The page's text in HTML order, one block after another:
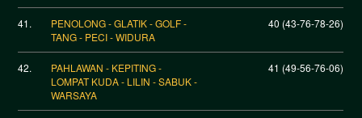
41.
PENOLONG - GLATIK - GOLF -
TANG - PECI - WIDURA
40 (43-76-78-26)
42.
PAHLAWAN - KEPITING -
LOMPAT KUDA - LILIN - SABUK -
WARSAYA
41 (49-56-76-06)